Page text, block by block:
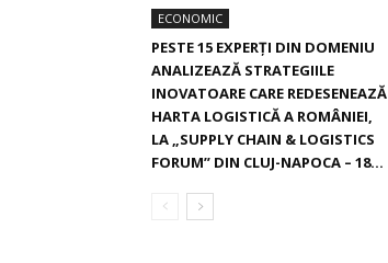
ECONOMIC
PESTE 15 EXPERȚI DIN DOMENIU
ANALIZEAZĂ STRATEGIILE
INOVATOARE CARE REDESENEAZĂ
HARTA LOGISTICĂ A ROMÂNIEI,
LA „SUPPLY CHAIN & LOGISTICS
FORUM” DIN CLUJ-NAPOCA – 18...